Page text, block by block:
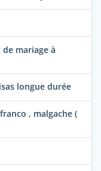
mariage à
longue durée
, malgache (